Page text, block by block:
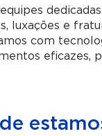
luxações e
com
eficazes,